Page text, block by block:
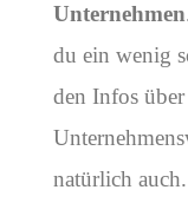
Unternehmen
du ein wenig
den Infos
natürlich auch.